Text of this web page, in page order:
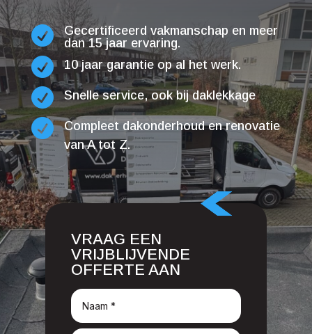

Gecertificeerd vakmanschap en meer
dan 15 jaar ervaring.
 10 jaar garantie op al het werk.
 Snelle service, ook bij daklekkage

Compleet dakonderhoud en renovatie
van A tot Z.
VRAAG EEN
VRIJBLIJVENDE
OFFERTE AAN